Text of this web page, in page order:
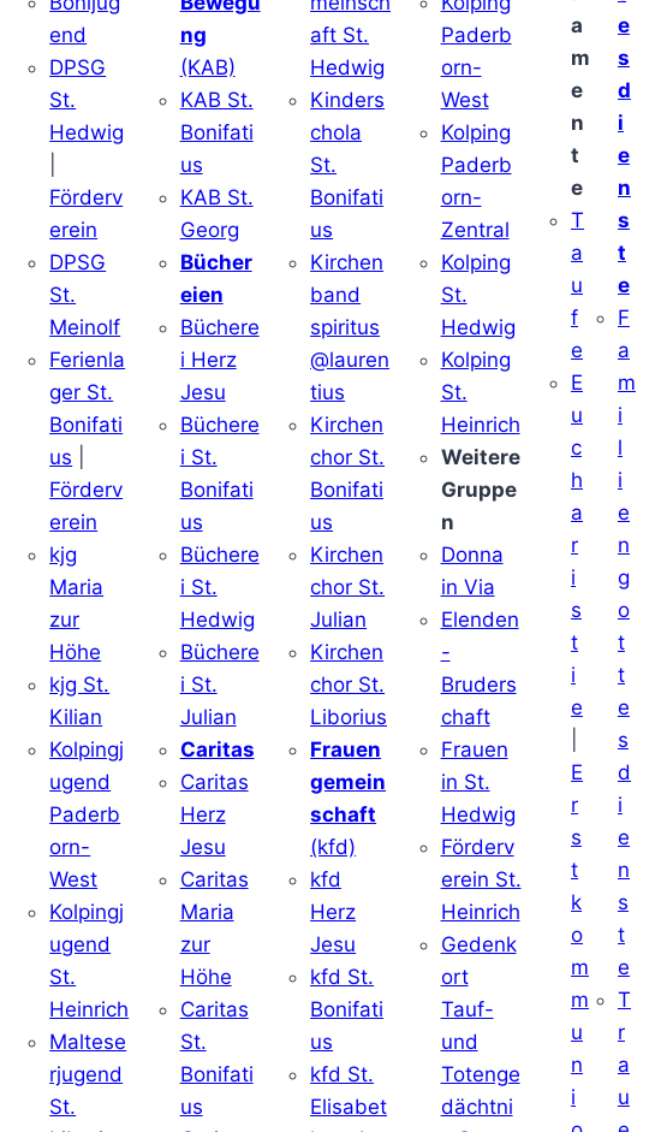
end
DPSG
St.
Hedwig
Förderv
erein
DPSG
St.
Meinolf
Ferienla
ger St.
Bonifati
us
Förderv
erein
kjg
Maria
zur
Höhe
kjg St.
Kilian
Kolpingj
ugend
Paderb
orn-
West
Kolpingj
ugend
St.
Heinrich
Maltese
rjugend
St.
ng
(KAB)
KAB St.
Bonifati
us
KAB St.
Georg
Bücher
eien
Büchere
i Herz
Jesu
Büchere
i St.
Bonifati
us
Büchere
i St.
Hedwig
Büchere
i St.
Julian
Caritas
Caritas
Herz
Jesu
Caritas
Maria
zur
Höhe
Caritas
St.
Bonifati
us
aft St.
Hedwig
Kinders
chola
St.
Bonifati
us
Kirchen
band
spiritus
@lauren
tius
Kirchen
chor St.
Bonifati
us
Kirchen
chor St.
Julian
Kirchen
chor St.
Liborius
Frauen
gemein
schaft
(kfd)
kfd
Herz
Jesu
kfd St.
Bonifati
us
kfd St.
Elisabet
Paderb
orn-
West
Kolping
Paderb
orn-
Zentral
Kolping
St.
Hedwig
Kolping
St.
Heinrich
Weitere
Gruppe
n
Donna
in Via
Elenden
-
Bruders
chaft
Frauen
in St.
Hedwig
Förderv
erein St.
Heinrich
Gedenk
ort
Tauf-
und
Totenge
dächtni
a
m
e
n
t
e
T
a
u
f
e
E
u
c
h
a
r
i
s
t
i
e
E
r
s
t
k
o
m
m
u
n
i
e
s
d
i
e
n
s
t
e
F
a
m
i
l
i
e
n
g
o
t
t
e
s
d
i
e
n
s
t
e
T
r
a
u